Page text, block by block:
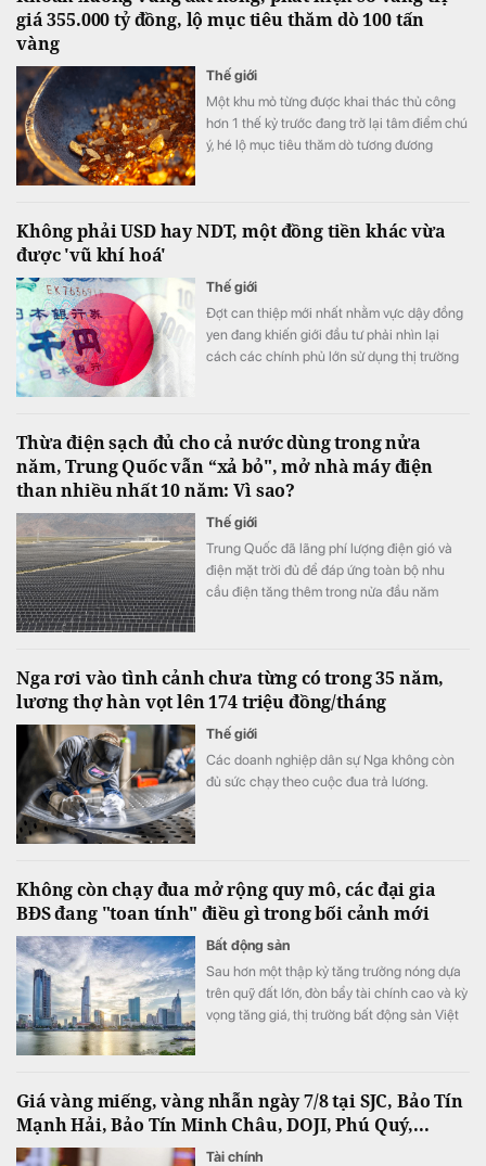
giá 355.000 tỷ đồng, lộ mục tiêu thăm dò 100 tấn
vàng
Thế giới
Một khu mỏ từng được khai thác thủ công
hơn 1 thế kỷ trước đang trở lại tâm điểm chú
ý, hé lộ mục tiêu thăm dò tương đương
Không phải USD hay NDT, một đồng tiền khác vừa
được 'vũ khí hoá'
Thế giới
Đợt can thiệp mới nhất nhằm vực dậy đồng
yen đang khiến giới đầu tư phải nhìn lại
cách các chính phủ lớn sử dụng thị trường
Thừa điện sạch đủ cho cả nước dùng trong nửa
năm, Trung Quốc vẫn “xả bỏ", mở nhà máy điện
than nhiều nhất 10 năm: Vì sao?
Thế giới
Trung Quốc đã lãng phí lượng điện gió và
điện mặt trời đủ để đáp ứng toàn bộ nhu
cầu điện tăng thêm trong nửa đầu năm
Nga rơi vào tình cảnh chưa từng có trong 35 năm,
lương thợ hàn vọt lên 174 triệu đồng/tháng
Thế giới
Các doanh nghiệp dân sự Nga không còn
đủ sức chạy theo cuộc đua trả lương.
Không còn chạy đua mở rộng quy mô, các đại gia
BĐS đang "toan tính" điều gì trong bối cảnh mới
Bất động sản
Sau hơn một thập kỷ tăng trưởng nóng dựa
trên quỹ đất lớn, đòn bẩy tài chính cao và kỳ
vọng tăng giá, thị trường bất động sản Việt
Giá vàng miếng, vàng nhẫn ngày 7/8 tại SJC, Bảo Tín
Mạnh Hải, Bảo Tín Minh Châu, DOJI, Phú Quý,...
Tài chính